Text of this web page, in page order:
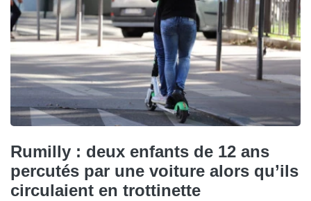
Rumilly : deux enfants de 12 ans
percutés par une voiture alors qu’ils
circulaient en trottinette